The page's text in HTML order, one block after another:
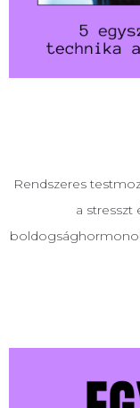
Rendszeres
a stresszt